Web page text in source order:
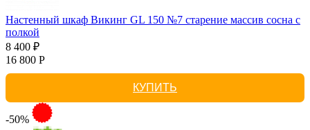
Настенный шкаф Викинг GL 150 №7 старение массив сосна с
полкой
8 400 ₽
16 800 Р
КУПИТЬ
-50%